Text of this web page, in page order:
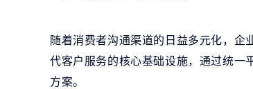
随着消费者沟通渠道的日益多元化，
代客户服务的核心基础设施，通过统一
方案。